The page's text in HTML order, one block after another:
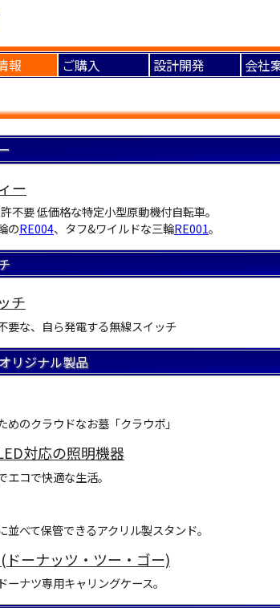
報 ご購入 設計開発 会社
ー
不要 低価格な特定小型原動機付自転車。
のRE004、タフ&ワイルドな三輪RE001。
チ
要な、自ら発電する無線スイッチ
リジナル製品
めのクラウドなお墓「クラウボ」
対応の照明機器
コで快適な生活。
並べて保管できるアクリル製スタンド。
ーナッツ・ツー・ゴー)
ーナツ専用キャリングケース。